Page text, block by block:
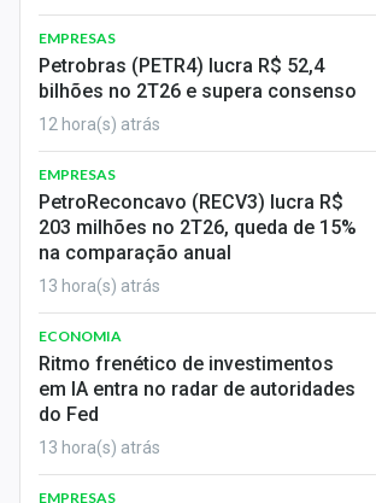
EMPRESAS
Petrobras (PETR4) lucra R$ 52,4
bilhões no 2T26 e supera consenso
12 hora(s) atrás
EMPRESAS
PetroReconcavo (RECV3) lucra R$
203 milhões no 2T26, queda de 15%
na comparação anual
13 hora(s) atrás
ECONOMIA
Ritmo frenético de investimentos
em IA entra no radar de autoridades
do Fed
13 hora(s) atrás
EMPRESAS